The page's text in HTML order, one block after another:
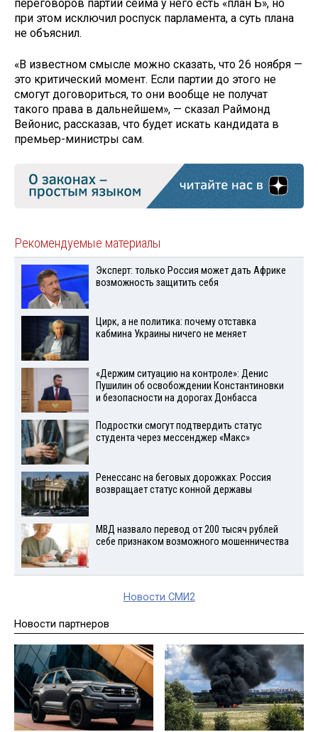
переговоров партий сейма у него есть «план Б», но
при этом исключил роспуск парламента, а суть плана
не объяснил.
«В известном смысле можно сказать, что 26 ноября —
это критический момент. Если партии до этого не
смогут договориться, то они вообще не получат
такого права в дальнейшем», — сказал Раймонд
Вейонис, рассказав, что будет искать кандидата в
премьер-министры сам.
Рекомендуемые материалы
Эксперт: только Россия может дать Африке
возможность защитить себя
Цирк, а не политика: почему отставка
кабмина Украины ничего не меняет
«Держим ситуацию на контроле»: Денис
Пушилин об освобождении Константиновки
и безопасности на дорогах Донбасса
Подростки смогут подтвердить статус
студента через мессенджер «Макс»
Ренессанс на беговых дорожках: Россия
возвращает статус конной державы
МВД назвало перевод от 200 тысяч рублей
себе признаком возможного мошенничества
Новости СМИ2
Новости партнеров